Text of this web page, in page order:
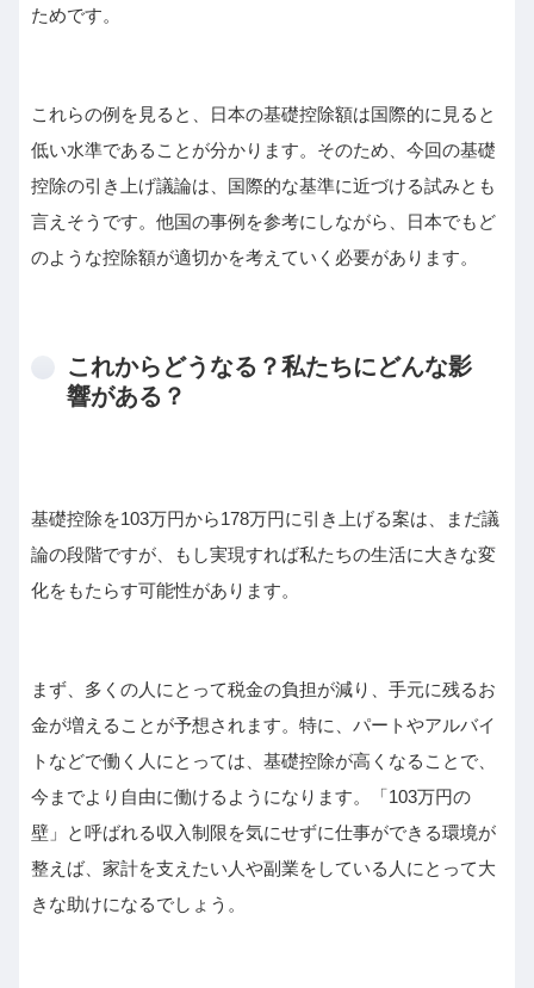
ためです。
これらの例を見ると、日本の基礎控除額は国際的に見ると
低い水準であることが分かります。そのため、今回の基礎
控除の引き上げ議論は、国際的な基準に近づける試みとも
言えそうです。他国の事例を参考にしながら、日本でもど
のような控除額が適切かを考えていく必要があります。
これからどうなる？私たちにどんな影
響がある？
基礎控除を103万円から178万円に引き上げる案は、まだ議
論の段階ですが、もし実現すれば私たちの生活に大きな変
化をもたらす可能性があります。
まず、多くの人にとって税金の負担が減り、手元に残るお
金が増えることが予想されます。特に、パートやアルバイ
トなどで働く人にとっては、基礎控除が高くなることで、
今までより自由に働けるようになります。「103万円の
壁」と呼ばれる収入制限を気にせずに仕事ができる環境が
整えば、家計を支えたい人や副業をしている人にとって大
きな助けになるでしょう。